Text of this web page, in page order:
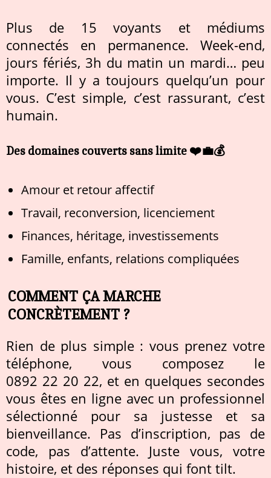
Plus de 15 voyants et médiums
connectés en permanence. Week-end,
jours fériés, 3h du matin un mardi… peu
importe. Il y a toujours quelqu’un pour
vous. C’est simple, c’est rassurant, c’est
humain.
Des domaines couverts sans limite ❤️💼💰
Amour et retour affectif
Travail, reconversion, licenciement
Finances, héritage, investissements
Famille, enfants, relations compliquées
COMMENT ÇA MARCHE
CONCRÈTEMENT ?
Rien de plus simple : vous prenez votre
téléphone, vous composez le
0892 22 20 22, et en quelques secondes
vous êtes en ligne avec un professionnel
sélectionné pour sa justesse et sa
bienveillance. Pas d’inscription, pas de
code, pas d’attente. Juste vous, votre
histoire, et des réponses qui font tilt.